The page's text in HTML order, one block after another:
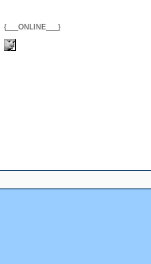
{___ONLINE___}